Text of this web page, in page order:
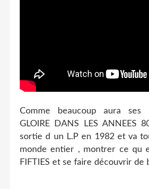
Comme beaucoup aura ses
GLOIRE DANS LES ANNEES
sortie d un L.P en 1982 et va
monde entier , montrer ce qu
FIFTIES et se faire découvrir de